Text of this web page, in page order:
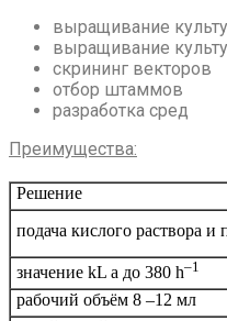
выращивание
выращивание
скрининг векторов
отбор штаммов
разработка сред
Преимущества:
Решение
подача кислого раствора и
значение kL a до 380 h–1
рабочий объём 8 –12 мл